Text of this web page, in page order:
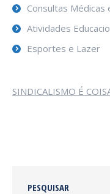
Consultas Médicas
Atividades
Esportes e Lazer
SINDICALISMO É
PESQUISAR